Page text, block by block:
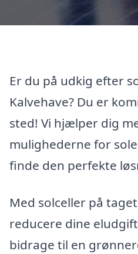
Er du på udkig efter
Kalvehave? Du er
sted! Vi hjælper dig
mulighederne for
finde den perfekte
Med solceller på
reducere dine
bidrage til en